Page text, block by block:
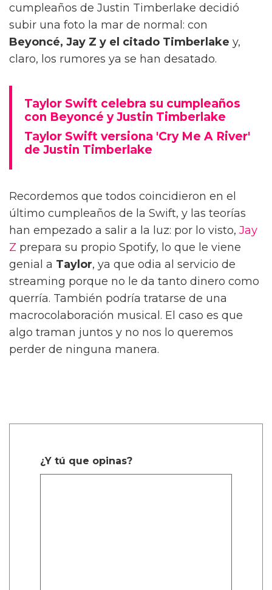
cumpleaños de Justin Timberlake decidió
subir una foto la mar de normal: con
Beyoncé, Jay Z y el citado Timberlake y,
claro, los rumores ya se han desatado.
Taylor Swift celebra su cumpleaños
con Beyoncé y Justin Timberlake
Taylor Swift versiona 'Cry Me A River'
de Justin Timberlake
Recordemos que todos coincidieron en el
último cumpleaños de la Swift, y las teorías
han empezado a salir a la luz: por lo visto, Jay
Z prepara su propio Spotify, lo que le viene
genial a Taylor, ya que odia al servicio de
streaming porque no le da tanto dinero como
querría. También podría tratarse de una
macrocolaboración musical. El caso es que
algo traman juntos y no nos lo queremos
perder de ninguna manera.
¿Y tú que opinas?